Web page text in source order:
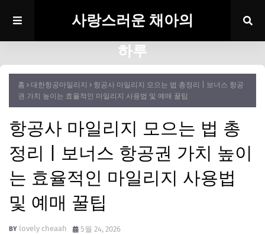
사랑스러운 채아의
하루
홈 대한항공마일리지
항공사 마일리지 모으는 법 총정리 | 보너스 항공
권 가치 높이는 효율적인 마일리지 사용법 및 예매 꿀팁
항공사 마일리지 모으는 법 총
정리 | 보너스 항공권 가치 높이
는 효율적인 마일리지 사용법
및 예매 꿀팁
lovely cheaah 5월 24, 2026